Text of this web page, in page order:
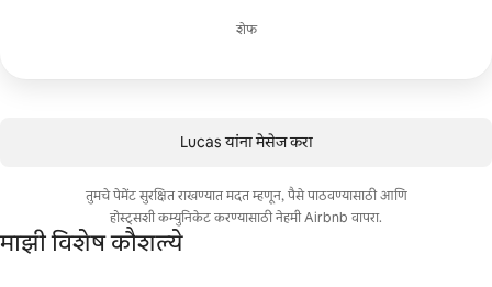
शेफ
Lucas यांना मेसेज करा
तुमचे पेमेंट सुरक्षित राखण्यात मदत म्हणून, पैसे पाठवण्यासाठी आणि
होस्ट्सशी कम्युनिकेट करण्यासाठी नेहमी Airbnb वापरा.
माझी विशेष कौशल्ये